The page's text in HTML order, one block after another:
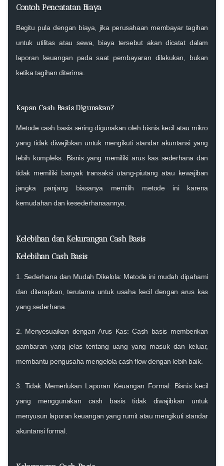
Contoh Pencatatan Biaya
Begitu pula dengan biaya, jika perusahaan membayar tagihan
untuk utilitas atau sewa, biaya tersebut akan dicatat dalam
laporan keuangan pada saat pembayaran dilakukan , bukan
ketika tagihan diterima.
Kapan Cash Basis Digunakan?
Metode cash basissering digunakan oleh bisnis kecil atau mikro
yang tidak diwajibkan untuk mengikuti standar akuntansi yang
lebih kompleks. Bisnis yang memiliki arus kas sederhana dan
tidak memiliki banyak transaksi utang-piutang atau kewajiban
jangka panjang biasanya memilih metode ini karena
kemudahan dan kesederhanaannya.
Kelebihan dan Kekurangan Cash Basis
Kelebihan Cash Basis
1. Sederhana dan Mudah Dikelola: Metode ini mudah dipahami
dan diterapkan, terutama untuk usaha kecil dengan arus kas
yang sederhana.
2. Menyesuaikan dengan Arus Kas: Cash basis memberikan
gambaran yang jelas tentang uang yang masuk dan keluar,
membantu pengusaha mengelola cash flow dengan lebih baik.
3. Tidak Memerlukan Laporan Keuangan Formal: Bisnis kecil
yang menggunakan cash basis tidak diwajibkan untuk
menyusun laporan keuangan yang rumit atau mengikuti standar
akuntansi formal.